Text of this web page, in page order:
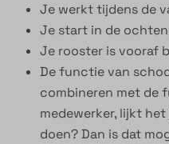
Je werkt tijdens de
Je start in de
Je rooster is vooraf
De functie van
combineren met de
medewerker, lijkt
doen? Dan is dat